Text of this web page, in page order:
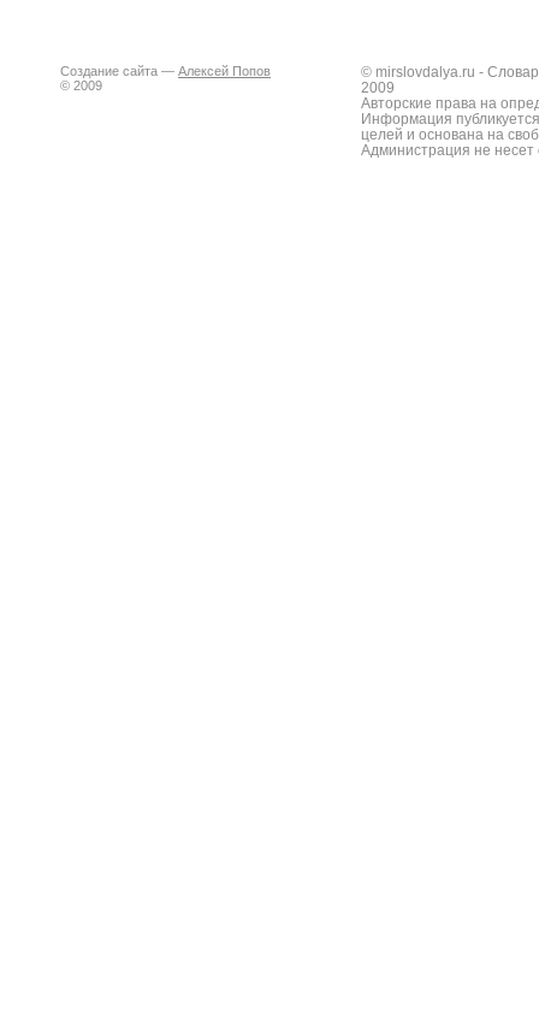
Создание сайта — Алексей Попов
© 2009
© mirslovdalya.ru -
2009
Авторские права на
Информация
целей и основана на
Администрация не несет